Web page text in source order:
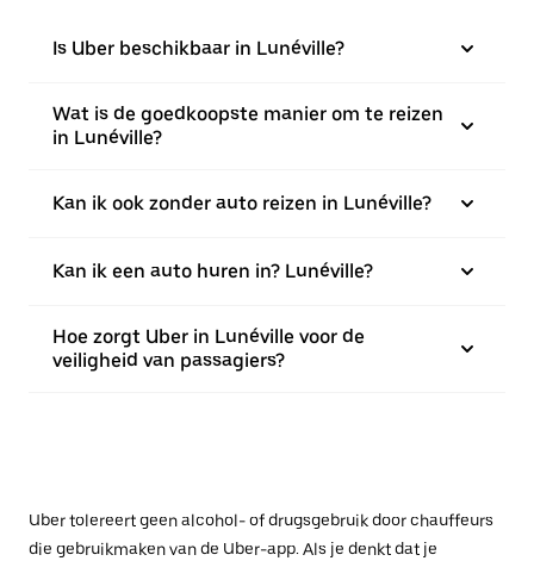
Is Uber beschikbaar in Lunéville?
Wat is de goedkoopste manier om te reizen
in Lunéville?
Kan ik ook zonder auto reizen in Lunéville?
Kan ik een auto huren in? Lunéville?
Hoe zorgt Uber in Lunéville voor de
veiligheid van passagiers?
Uber tolereert geen alcohol- of drugsgebruik door chauffeurs
die gebruikmaken van de Uber-app. Als je denkt dat je